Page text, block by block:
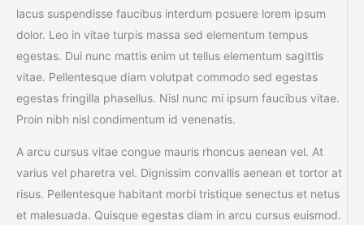
lacus suspendisse faucibus interdum posuere lorem ipsum
dolor. Leo in vitae turpis massa sed elementum tempus
egestas. Dui nunc mattis enim ut tellus elementum sagittis
vitae. Pellentesque diam volutpat commodo sed egestas
egestas fringilla phasellus. Nisl nunc mi ipsum faucibus vitae.
Proin nibh nisl condimentum id venenatis.
A arcu cursus vitae congue mauris rhoncus aenean vel. At
varius vel pharetra vel. Dignissim convallis aenean et tortor at
risus. Pellentesque habitant morbi tristique senectus et netus
et malesuada. Quisque egestas diam in arcu cursus euismod.